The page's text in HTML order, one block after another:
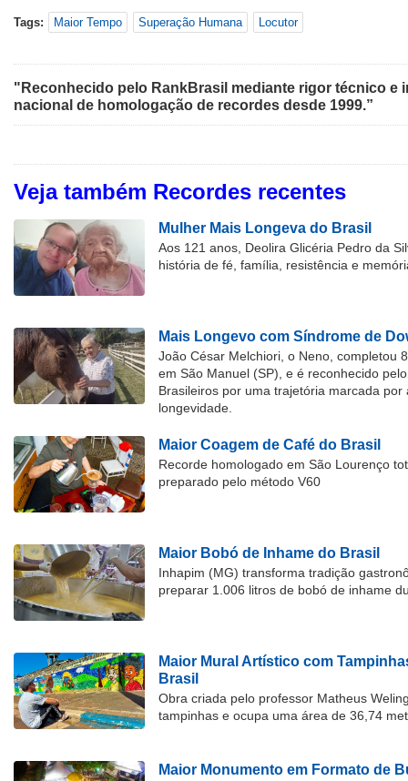
Tags: Maior Tempo Superação Humana Locutor
"Reconhecido pelo RankBrasil mediante rigor técnico e
nacional de homologação de recordes desde 1999.”
Veja também Recordes recentes
Mulher Mais Longeva do Brasil
Aos 121 anos, Deolira Glicéria Pedro da
história de fé, família, resistência e
Mais Longevo com Síndrome de
João César Melchiori, o Neno, completou
em São Manuel (SP), e é reconhecido
Brasileiros por uma trajetória marcada por
longevidade.
Maior Coagem de Café do Brasil
Recorde homologado em São Lourenço
preparado pelo método V60
Maior Bobó de Inhame do Brasil
Inhapim (MG) transforma tradição
preparar 1.006 litros de bobó de inhame
Maior Mural Artístico com
Brasil
Obra criada pelo professor Matheus
tampinhas e ocupa uma área de 36,74
Maior Monumento em Formato de